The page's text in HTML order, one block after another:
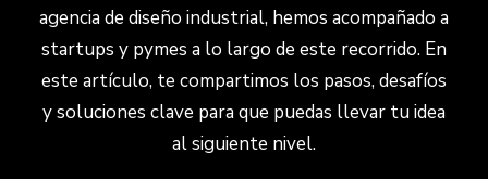
agencia de diseño industrial, hemos acompañado a
startups y pymes a lo largo de este recorrido. En
este artículo, te compartimos los pasos, desafíos
y soluciones clave para que puedas llevar tu idea
al siguiente nivel.